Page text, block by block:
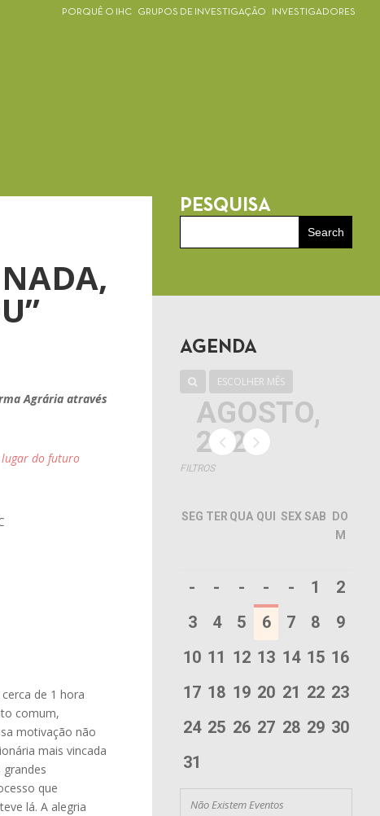
PORQUÊ O IHC GRUPOS DE INVESTIGAÇÃO INVESTIGADORES
Agrária através
lugar do futuro
de 1 hora
comum,
motivação não
mais vincada
que
lá. A alegria
PESQUISA
AGENDA
ESCOLHER MÊS
AGOSTO,
2026
FILTROS
SEG TER QUA QUI SEX SAB DO
M
- - - - - 1
2
3
4 5 6 7 8
9
10 11 12 13 14 15 16
17 18 19 20 21 22 23
24 25 26 27 28 29 30
31
Não Existem Eventos